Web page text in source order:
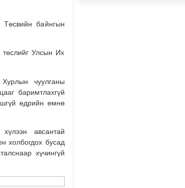
Төсвийн байнгын
Улсын Их
чуулганы
баримтлахгүй
өдрийн өмнө
авсантай
холбогдох бусад
хүчингүй